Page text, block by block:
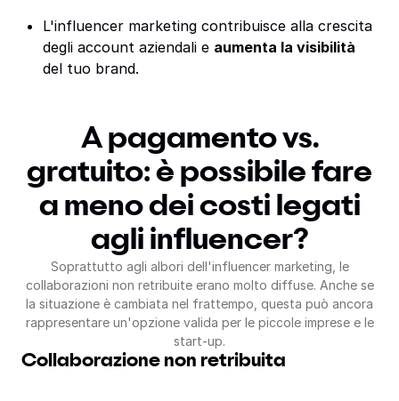
L'influencer marketing contribuisce alla crescita
degli account aziendali e aumenta la visibilità
del tuo brand.
A pagamento vs.
gratuito: è possibile fare
a meno dei costi legati
agli influencer?
Soprattutto agli albori dell'influencer marketing, le
collaborazioni non retribuite erano molto diffuse. Anche se
la situazione è cambiata nel frattempo, questa può ancora
rappresentare un'opzione valida per le piccole imprese e le
start-up.
Collaborazione non retribuita